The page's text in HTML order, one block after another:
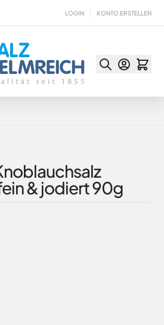
LOGIN KONTO ERSTELLEN
& jodiert 90g